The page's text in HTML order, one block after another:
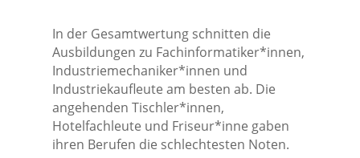
In der Gesamtwertung schnitten die
Ausbildungen zu Fachinformatiker*innen,
Industriemechaniker*innen und
Industriekaufleute am besten ab. Die
angehenden Tischler*innen,
Hotelfachleute und Friseur*inne gaben
ihren Berufen die schlechtesten Noten.